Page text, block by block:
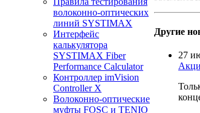
волоконно-оптических
линий SYSTIMAX
Интерфейс
калькулятора
SYSTIMAX Fiber
Performance Calculator
Контроллер imVision
Controller X
Волоконно-оптические
муфты FOSC и TENIO
Другие
27